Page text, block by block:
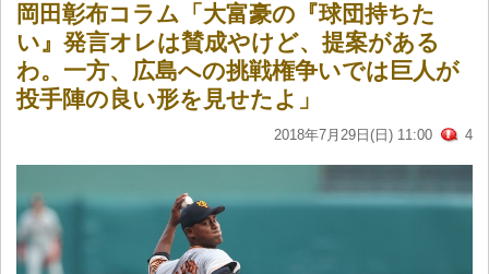
岡田彰布コラム「大富豪の『球団持ちた
い』発言オレは賛成やけど、提案がある
わ。一方、広島への挑戦権争いでは巨人が
投手陣の良い形を見せたよ」
2018年7月29日(日) 11:00 4